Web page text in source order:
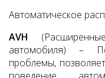
Автоматическое
AVH
автомобиля) –
проблемы,